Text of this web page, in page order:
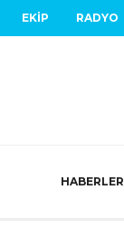
EKIP RADYO
HABERLER